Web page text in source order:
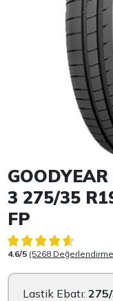
Item 1 of 1
3 275/35
FP
4.6/5 (5268
Lastik Ebatı:275/